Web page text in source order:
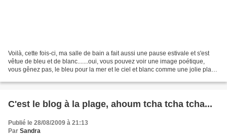
Voilà, cette fois-ci, ma salle de bain a fait aussi une pause estivale et s'est
vêtue de bleu et de blanc.......oui, vous pouvez voir une image poétique,
vous gênez pas, le bleu pour la mer et le ciel et blanc comme une jolie plage
C'est le blog à la plage, ahoum tcha tcha tcha...
Publié le 28/08/2009 à 21:13
Par Sandra